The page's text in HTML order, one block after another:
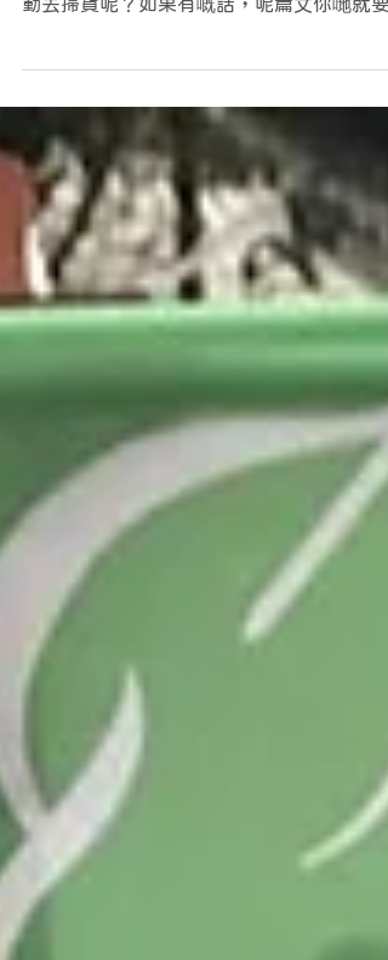
圖1: 法新社照片 慢慢由一年四季變成十六
動去掃貨呢？如果有嘅話，呢篇文你哋就要
上年十一月嘅時候，一組由《法新社》拍攝
於智利北部阿塔卡瑪沙漠，被棄置衣物造成
舊衣山覆蓋嘅照片，引起市民對現...